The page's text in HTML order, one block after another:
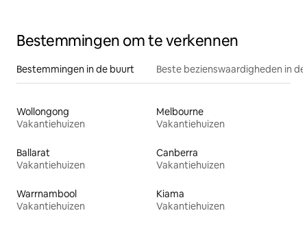
Bestemmingen om te verkennen
Bestemmingen in de buurt Beste bezienswaardigheden in
Wollongong
Vakantiehuizen
Melbourne
Vakantiehuizen
Ballarat
Vakantiehuizen
Canberra
Vakantiehuizen
Warrnambool
Vakantiehuizen
Kiama
Vakantiehuizen